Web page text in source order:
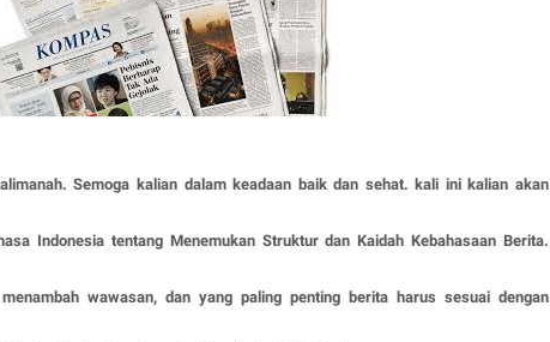
Semoga kalian dalam keadaan baik dan sehat. kali ini kalian akan
Indonesia tentang Menemukan Struktur dan Kaidah Kebahasaan Berita.
wawasan, dan yang paling penting berita harus sesuai dengan